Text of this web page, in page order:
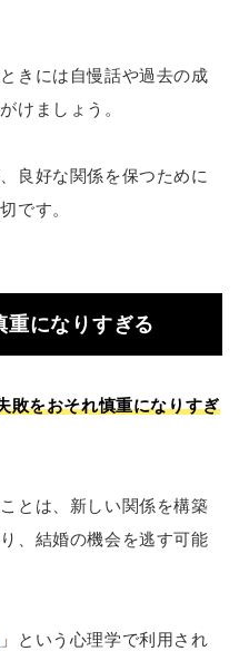
きには自慢話や過去の成
けましょう。
良好な関係を保つために
です。
になりすぎる
敗をおそれ慎重になりすぎ
とは、新しい関係を構築
、結婚の機会を逃す可能
」という心理学で利用され